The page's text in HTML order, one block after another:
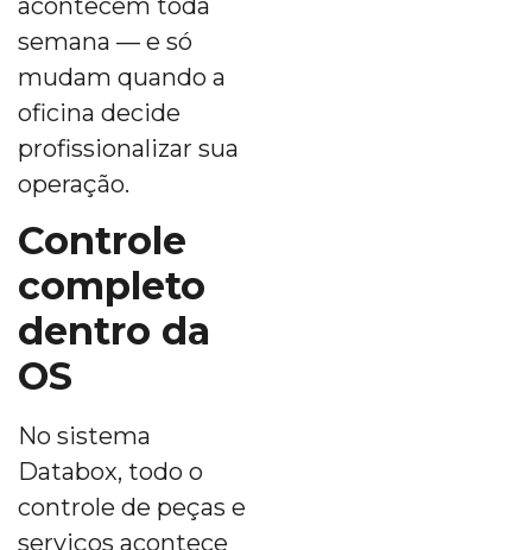
semana — e só
mudam quando a
oficina decide
profissionalizar sua
operação.
Controle
completo
dentro da
OS
No sistema
Databox, todo o
controle de peças e
serviços acontece